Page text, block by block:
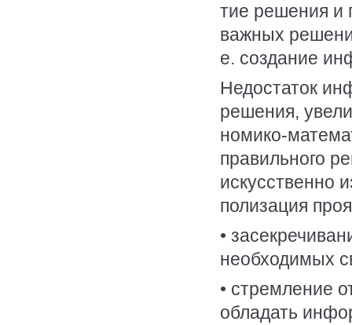
тие решения и
важных
е. создание
Недостаток
решения,
номико-
правильного
искусственно
полизация
•
необходимых
• стремление
обладать